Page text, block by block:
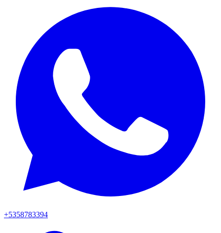
+5358783394